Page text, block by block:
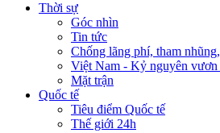
Thời sự
Góc nhìn
Tin tức
Chống lãng phí, tham
Việt Nam - Kỷ nguyên vươn
Mặt trận
Quốc tế
Tiêu điểm Quốc tế
Thế giới 24h